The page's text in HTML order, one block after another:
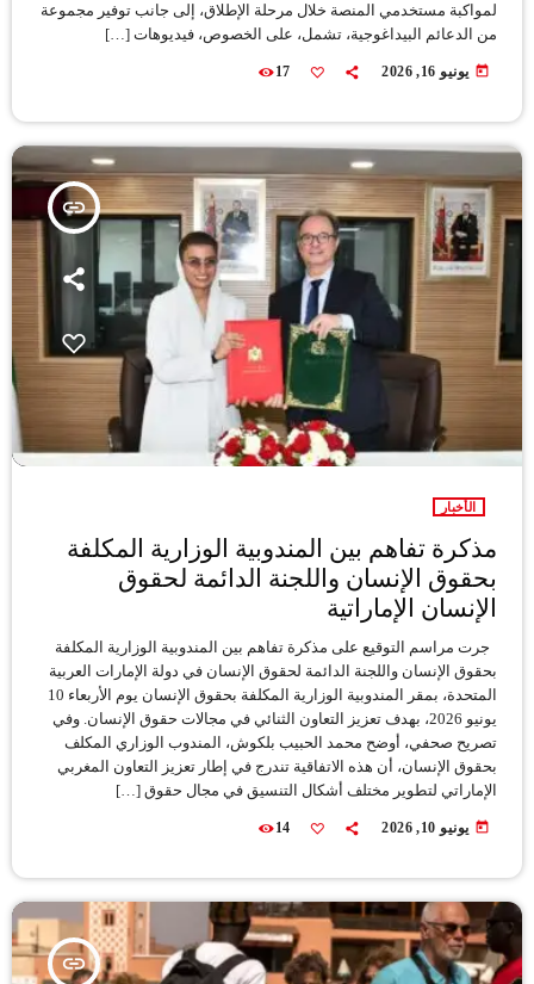
لمواكبة مستخدمي المنصة خلال مرحلة الإطلاق، إلى جانب توفير مجموعة
من الدعائم البيداغوجية، تشمل، على الخصوص، فيديوهات […]
today يونيو 16, 2026 17
insert_link
الأخبار
مذكرة تفاهم بين المندوبية الوزارية المكلفة
بحقوق الإنسان واللجنة الدائمة لحقوق
الإنسان الإماراتية
جرت مراسم التوقيع على مذكرة تفاهم بين المندوبية الوزارية المكلفة
بحقوق الإنسان واللجنة الدائمة لحقوق الإنسان في دولة الإمارات العربية
المتحدة، بمقر المندوبية الوزارية المكلفة بحقوق الإنسان يوم الأربعاء 10
يونيو 2026، بهدف تعزيز التعاون الثنائي في مجالات حقوق الإنسان. وفي
تصريح صحفي، أوضح محمد الحبيب بلكوش، المندوب الوزاري المكلف
بحقوق الإنسان، أن هذه الاتفاقية تندرج في إطار تعزيز التعاون المغربي
الإماراتي لتطوير مختلف أشكال التنسيق في مجال حقوق […]
today يونيو 10, 2026 14
insert_link